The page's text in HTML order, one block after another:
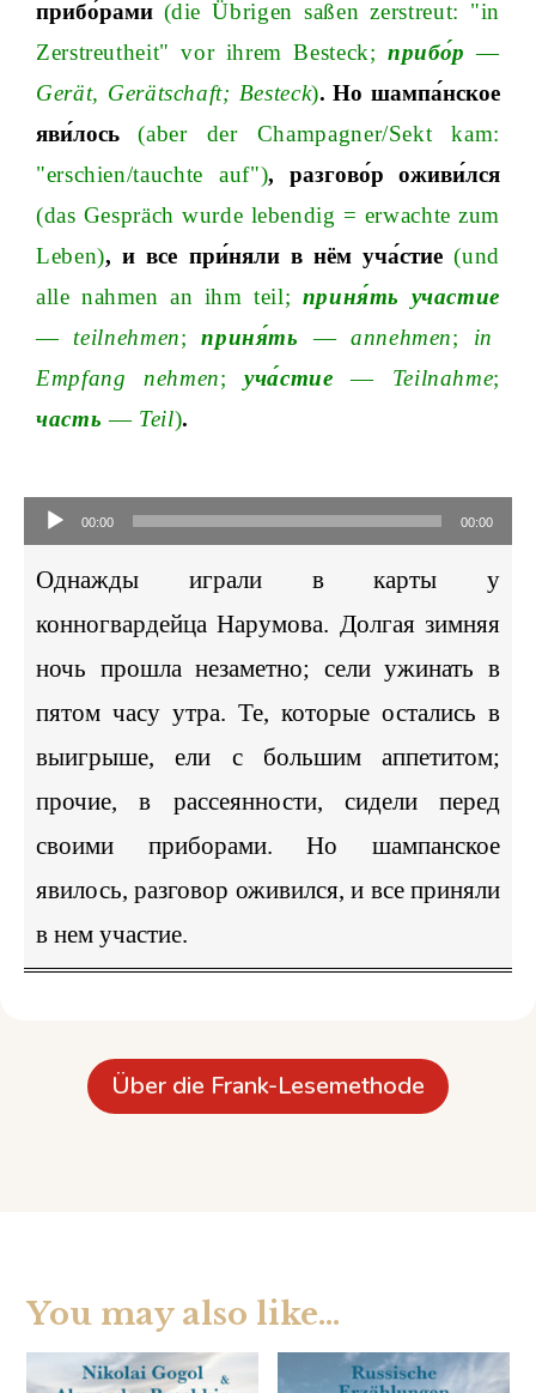
прибо́рами (dieÜbrigen saßen zerstreut: "in
Zerstreutheit" vor ihrem Besteck; прибо́р —
Gerät, Gerätschaft; Besteck).Но шампа́нское
яви́лось
(aber der Champagner/Sekt kam:
"erschien/tauchte auf"), разгово́р
оживи́лся
(das Gespräch wurde lebendig = erwachte zum
Leben),и все при́няли в нём уча́стие (und
alle nahmen an ihm teil; приня́ть участие
— teilnehmen; приня́ть — annehmen;
in
Empfang nehmen; уча́стие — Teilnahme;
часть — Teil).
Player00:00 00:00
Однажды играли в карты у
конногвардейца Нарумова. Долгая зимняя
ночь прошла незаметно; сели ужинать в
пятом часу утра. Те, которые остались в
выигрыше, ели с большим аппетитом;
прочие, в рассеянности, сидели перед
своими приборами. Но шампанское
явилось, разговор оживился, и все приняли
в нем участие.
Über die Frank-Lesemethode
You may also like…